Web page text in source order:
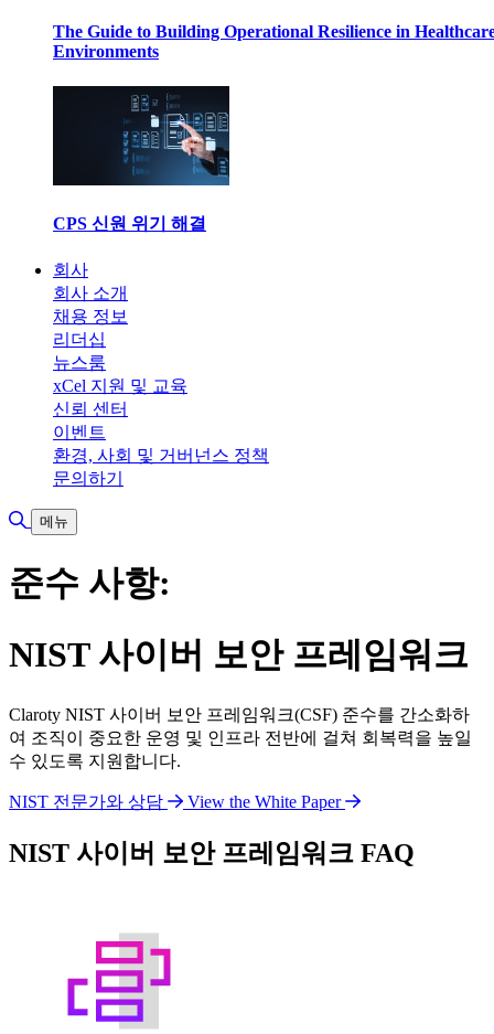
The Guide to Building Operational Resilience in
Environments
CPS 신원 위기 해결
회사
회사 소개
채용 정보
리더십
뉴스룸
xCel 지원 및 교육
신뢰 센터
이벤트
환경, 사회 및 거버넌스 정책
문의하기
검색 토글
메뉴
준수 사항:
NIST 사이버 보안 프레임워크
Claroty NIST 사이버 보안 프레임워크(CSF) 준수를 간소화하
여 조직이 중요한 운영 및 인프라 전반에 걸쳐 회복력을 높일
수 있도록 지원합니다.
NIST 전문가와 상담 View the White Paper
NIST 사이버 보안 프레임워크 FAQ